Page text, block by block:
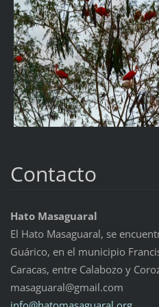
Contacto
Hato Masaguaral
El Hato Masaguaral, se
Guárico, en el municipio
Caracas, entre Calabozo y
masaguaral@gmail.com